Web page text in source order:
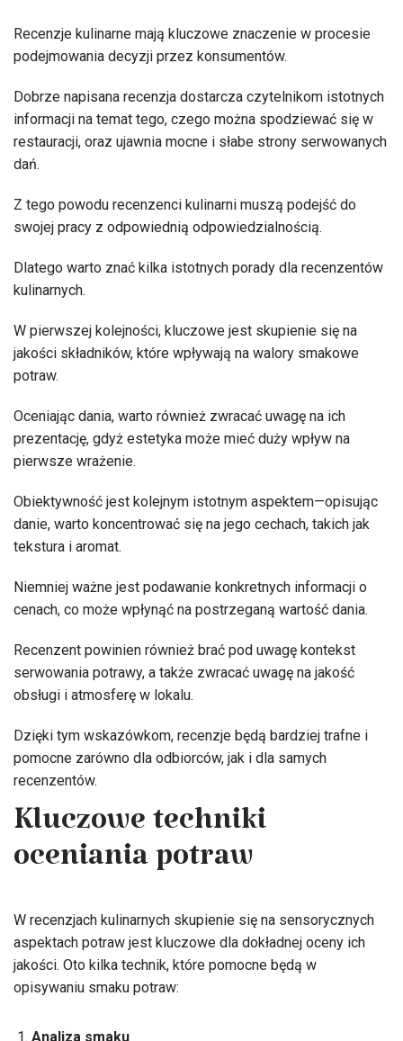
Recenzje kulinarne mają kluczowe znaczenie w procesie
podejmowania decyzji przez konsumentów.
Dobrze napisana recenzja dostarcza czytelnikom istotnych
informacji na temat tego, czego można spodziewać się w
restauracji, oraz ujawnia mocne i słabe strony serwowanych
dań.
Z tego powodu recenzenci kulinarni muszą podejść do
swojej pracy z odpowiednią odpowiedzialnością.
Dlatego warto znać kilka istotnych porady dla recenzentów
kulinarnych.
W pierwszej kolejności, kluczowe jest skupienie się na
jakości składników, które wpływają na walory smakowe
potraw.
Oceniając dania, warto również zwracać uwagę na ich
prezentację, gdyż estetyka może mieć duży wpływ na
pierwsze wrażenie.
Obiektywność jest kolejnym istotnym aspektem—opisując
danie, warto koncentrować się na jego cechach, takich jak
tekstura i aromat.
Niemniej ważne jest podawanie konkretnych informacji o
cenach, co może wpłynąć na postrzeganą wartość dania.
Recenzent powinien również brać pod uwagę kontekst
serwowania potrawy, a także zwracać uwagę na jakość
obsługi i atmosferę w lokalu.
Dzięki tym wskazówkom, recenzje będą bardziej trafne i
pomocne zarówno dla odbiorców, jak i dla samych
recenzentów.
Kluczowe techniki
oceniania potraw
W recenzjach kulinarnych skupienie się na sensorycznych
aspektach potraw jest kluczowe dla dokładnej oceny ich
jakości. Oto kilka technik, które pomocne będą w
opisywaniu smaku potraw:
Analiza smaku